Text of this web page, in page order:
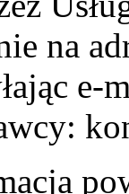
na
e-